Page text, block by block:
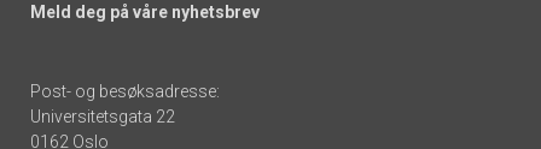
Meld deg på våre nyhetsbrev
Post- og besøksadresse:
Universitetsgata 22
0162 Oslo